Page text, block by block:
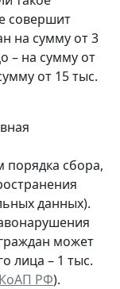
совершит
на сумму от 3
– на сумму от
от 15 тыс.
порядка сбора,
данных).
может
лица – 1 тыс.
КоАП РФ).